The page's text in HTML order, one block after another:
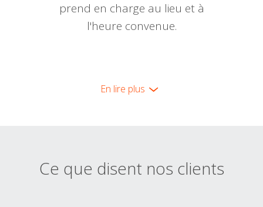
prend en charge au lieu et à
l'heure convenue.
En lire plus
Ce que disent nos clients